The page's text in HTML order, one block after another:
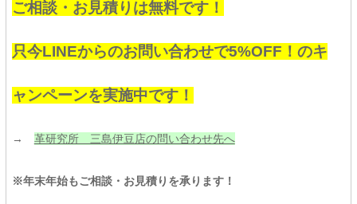
ご相談・お見積りは無料です！
只今LINEからのお問い合わせで5%OFF！のキ
ャンペーンを実施中です！
→ 革研究所 三島伊豆店の問い合わせ先へ
※年末年始もご相談・お見積りを承ります！